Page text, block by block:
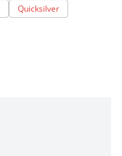
Quicksilver